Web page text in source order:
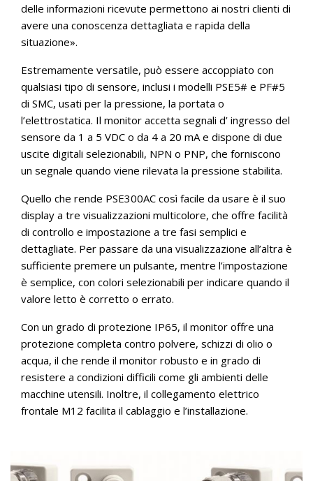
delle informazioni ricevute permettono ai nostri clienti di
avere una conoscenza dettagliata e rapida della
situazione».
Estremamente versatile, può essere accoppiato con
qualsiasi tipo di sensore, inclusi i modelli PSE5# e PF#5
di SMC, usati per la pressione, la portata o
l’elettrostatica. Il monitor accetta segnali d’ ingresso del
sensore da 1 a 5 VDC o da 4 a 20 mA e dispone di due
uscite digitali selezionabili, NPN o PNP, che forniscono
un segnale quando viene rilevata la pressione stabilita.
Quello che rende PSE300AC così facile da usare è il suo
display a tre visualizzazioni multicolore, che offre facilità
di controllo e impostazione a tre fasi semplici e
dettagliate. Per passare da una visualizzazione all’altra è
sufficiente premere un pulsante, mentre l’impostazione
è semplice, con colori selezionabili per indicare quando il
valore letto è corretto o errato.
Con un grado di protezione IP65, il monitor offre una
protezione completa contro polvere, schizzi di olio o
acqua, il che rende il monitor robusto e in grado di
resistere a condizioni difficili come gli ambienti delle
macchine utensili. Inoltre, il collegamento elettrico
frontale M12 facilita il cablaggio e l’installazione.